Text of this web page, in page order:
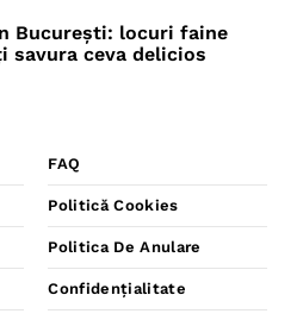
București: locuri faine
savura ceva delicios
FAQ
Politică Cookies
Politica De Anulare
Confidențialitate